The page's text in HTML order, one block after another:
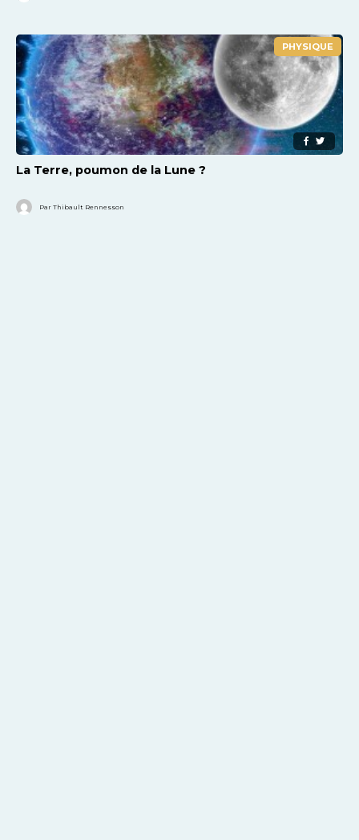
PHYSIQUE
La Terre, poumon de la Lune ?
Par Thibault Rennesson